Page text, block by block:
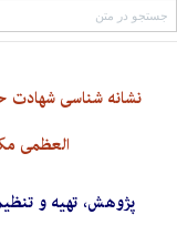
نشانه شناسی شهادت
العظمی
پژوهش، تهیه و